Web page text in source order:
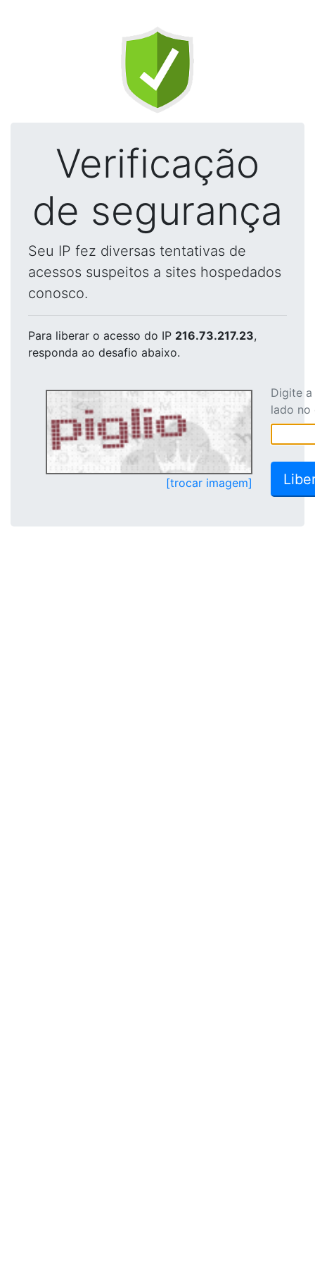
Verificação
de segurança
Seu IP fez diversas tentativas de
acessos suspeitos a sites hospedados
conosco.
Para liberar o acesso do IP 216.73.217.23,
responda ao desafio abaixo.
[trocar imagem]
Digite
lado no